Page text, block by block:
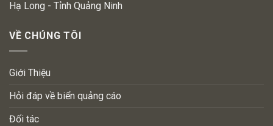
Hạ Long - Tỉnh Quảng Ninh
VỀ CHÚNG TÔI
Giới Thiệu
Hỏi đáp về biển quảng cáo
Đối tác